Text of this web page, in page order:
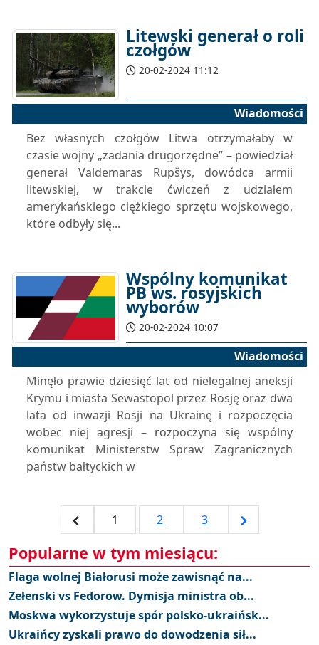
Litewski generał o roli
czołgów
20-02-2024 11:12
Wiadomości
Bez własnych czołgów Litwa otrzymałaby w
czasie wojny „zadania drugorzędne” – powiedział
generał Valdemaras Rupšys, dowódca armii
litewskiej, w trakcie ćwiczeń z udziałem
amerykańskiego ciężkiego sprzętu wojskowego,
które odbyły się...
Wspólny komunikat
PB ws. rosyjskich
wyborów
20-02-2024 10:07
Wiadomości
Minęło prawie dziesięć lat od nielegalnej aneksji
Krymu i miasta Sewastopol przez Rosję oraz dwa
lata od inwazji Rosji na Ukrainę i rozpoczęcia
wobec niej agresji – rozpoczyna się wspólny
komunikat Ministerstw Spraw Zagranicznych
państw bałtyckich w
1 2 3
Popularne w tym miesiącu:
Flaga wolnej Białorusi może zawisnąć na...
Zełenski vs Fedorow. Dymisja ministra ob...
Moskwa wykorzystuje spór polsko-ukraińsk...
Ukraińcy zyskali prawo do dowodzenia sił...